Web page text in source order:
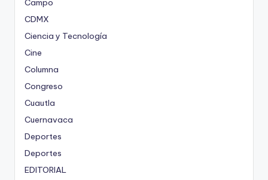
Campo
CDMX
Ciencia y Tecnología
Cine
Columna
Congreso
Cuautla
Cuernavaca
Deportes
Deportes
EDITORIAL